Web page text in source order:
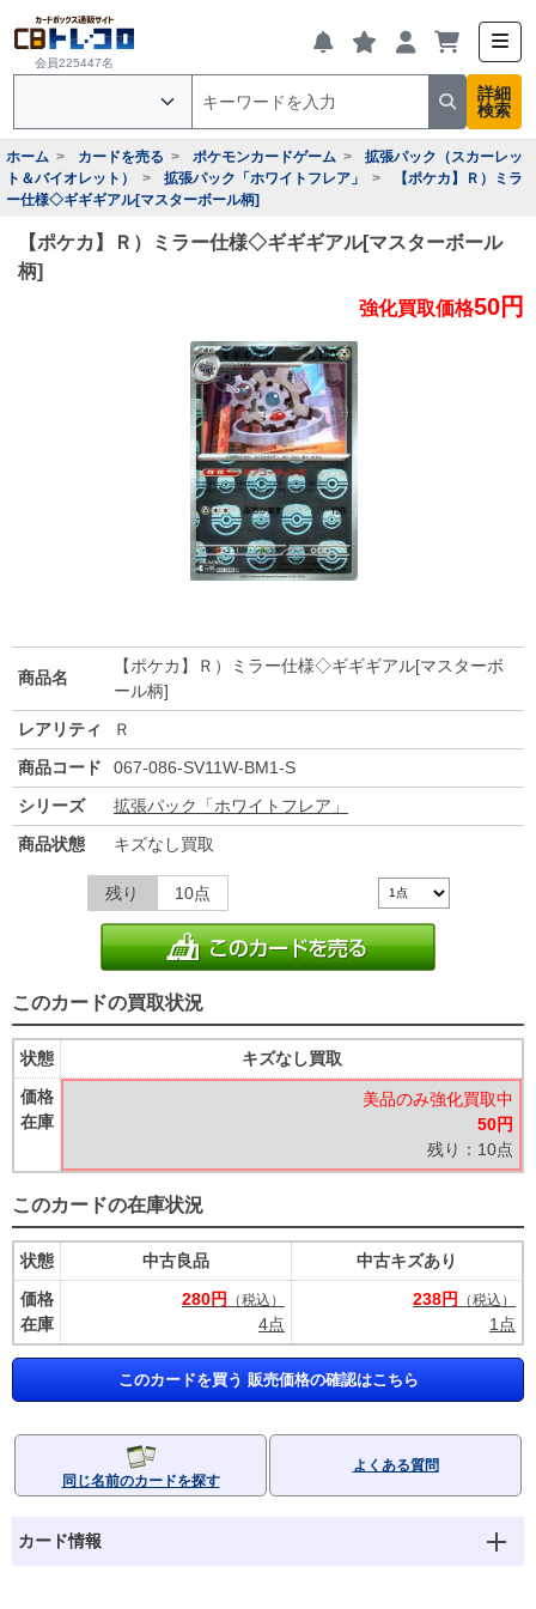
会員225447名
詳細
検索
ホーム カードを売る ポケモンカードゲーム
拡張パック（スカーレッ
ト＆バイオレット）
拡張パック「ホワイトフレア」
【ポケカ】Ｒ）ミラ
ー仕様◇ギギギアル[マスターボール柄]
【ポケカ】Ｒ）ミラー仕様◇ギギギアル[マスターボール
柄]
強化買取価格50円
商品名
【ポケカ】Ｒ）ミラー仕様◇ギギギアル[マスターボ
ール柄]
レアリティ
Ｒ
商品コード
067-086-SV11W-BM1-S
シリーズ
拡張パック「ホワイトフレア」
商品状態
キズなし買取
残り 10点
このカードの買取状況
状態
価格
在庫
キズなし買取
美品のみ強化買取中
50円
残り：10点
このカードの在庫状況
状態
価格
在庫
中古良品
280円
（税込）
4点
中古キズあり
238円
（税込）
1点
このカードを買う 販売価格の確認はこちら
同じ名前のカードを探す
よくある質問
カード情報